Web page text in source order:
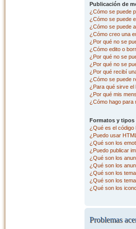
Publicación de
¿Cómo se puede
¿Cómo se puede
¿Cómo se puede
¿Cómo creo una
¿Por qué no se
¿Cómo edito o
¿Por qué no se
¿Por qué no se
¿Por qué recibí
¿Cómo se puede
¿Para qué sirve el
¿Por qué mis
¿Cómo hago para
Formatos y tipos
¿Qué es el código
¿Puedo usar
¿Qué son los
¿Puedo publicar
¿Qué son los
¿Qué son los
¿Qué son los
¿Qué son los
¿Qué son los
Problemas